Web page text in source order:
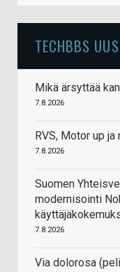
TECHBBS
Mikä ärsyttää
7.8.2026
RVS, Motor up
7.8.2026
Suomen
modernisointi
7.8.2026
Via dolorosa